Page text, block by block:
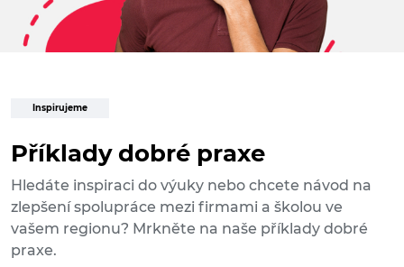
Inspirujeme
Příklady dobré praxe
Hledáte inspiraci do výuky nebo chcete návod na
zlepšení spolupráce mezi firmami a školou ve
vašem regionu? Mrkněte na naše příklady dobré
praxe.